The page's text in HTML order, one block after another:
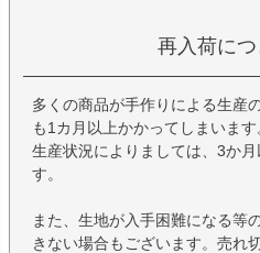
再入荷に
多くの商品が手作りによる生産
も1カ月以上かかってしまいます
生産状況によりましては、3か
す。
また、生地が入手困難になる等
きない場合もございます。売れ